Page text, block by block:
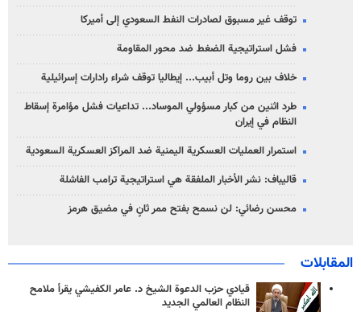
توقف غير مسبوق لصادرات النفط السعودي إلى أميركا
فشل استراتيجية الضغط ضد محور المقاومة
خلاف بين روما وتل أبيب... إيطاليا توقف شراء رادارات إسرائيلية
طرد اثنين من كبار مسؤولي الموساد... تداعيات فشل مؤامرة إسقاط
النظام في إيران
استمرار العمليات العسكرية اليمنية ضد المراكز العسكرية السعودية
قاليباف: نشر الأخبار الملفقة هي استراتيجية ترامب الفاشلة
محسن رضائي: لن نسمح بفتح ممر ثانٍ في مضيق هرمز
المقابلات
قيادي حزب الدعوة الشيخ د. عامر الكفيشي يقرأ ملامح
النظام العالمي الجديد